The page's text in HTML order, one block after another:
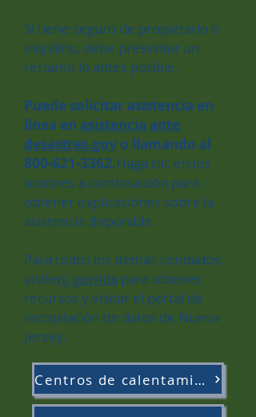
Si tiene seguro de propietario o
inquilino, debe presentar un
reclamo lo antes posible.
Puede solicitar asistencia en
línea en asistencia ante
desastres.gov o llamando al
800-621-3362.Haga clic en los
botones a continuación para
obtener explicaciones sobre la
asistencia disponible.
Para todos los demás condados,
visitenj.gov/ida para obtener
recursos y visitar el portal de
recopilación de datos de Nueva
Jersey.
Centros de calentamiento por condado